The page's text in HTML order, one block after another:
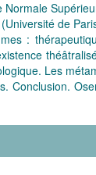
(Université de
:
Les
Conclusion.